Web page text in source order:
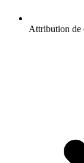
Attribution de